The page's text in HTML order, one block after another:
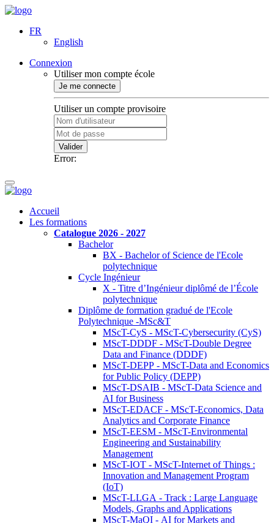
FR
English
Connexion
Utiliser mon compte école
Je me connecte
Utiliser un compte provisoire
Valider
Error:
Accueil
Les formations
Catalogue 2026 - 2027
Bachelor
BX - Bachelor of Science de l'Ecole
polytechnique
Cycle Ingénieur
X - Titre d’Ingénieur diplômé de l’École
polytechnique
Diplôme de formation gradué de l'Ecole
Polytechnique -MSc&T
MScT-CyS - MScT-Cybersecurity (CyS)
MScT-DDDF - MScT-Double Degree
Data and Finance (DDDF)
MScT-DEPP - MScT-Data and Economics
for Public Policy (DEPP)
MScT-DSAIB - MScT-Data Science and
AI for Business
MScT-EDACF - MScT-Economics, Data
Analytics and Corporate Finance
MScT-EESM - MScT-Environmental
Engineering and Sustainability
Management
MScT-IOT - MScT-Internet of Things :
Innovation and Management Program
(IoT)
MScT-LLGA - Track : Large Language
Models, Graphs and Applications
MScT-MaQI - AI for Markets and